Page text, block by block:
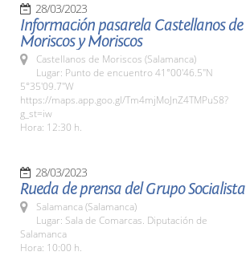
28/03/2023
Información pasarela Castellanos de
Moriscos y Moriscos
Castellanos de Moriscos (Salamanca)
Lugar: Punto de encuentro 41°00'46.5"N
5°35'09.7"W
https://maps.app.goo.gl/Tm4mjMoJnZ4TMPuS8?
g_st=iw
Hora: 12:30 h.
28/03/2023
Rueda de prensa del Grupo Socialista
Salamanca (Salamanca)
Lugar: Sala de Comarcas. Diputación de
Salamanca
Hora: 10:00 h.